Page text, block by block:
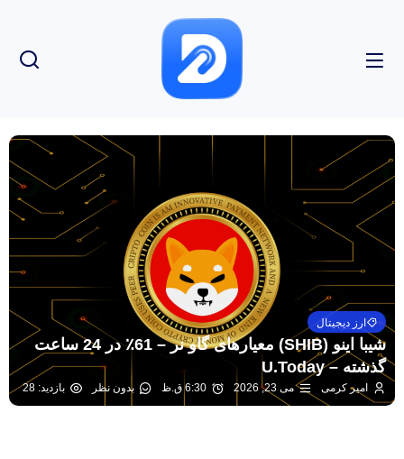
ارز دیجیتال
شیبا اینو (SHIB) معیارهای گاو نر – 61٪ در 24 ساعت
گذشته – U.Today
امیر کرمی می 23, 2026 6:30 ق.ظ بدون نظر بازدید: 28